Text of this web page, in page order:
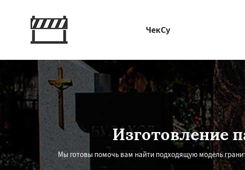
ЧекСу
Изготовление
Мы готовы помочь вам найти подходящую модель